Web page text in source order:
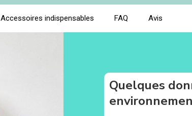
Accessoires indispensables FAQ Avis
Quelques